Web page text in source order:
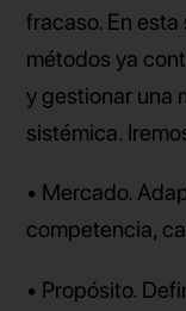
fracaso. En
métodos ya
y gestionar una
sistémica.
• Mercado.
competencia,
• Propósito.